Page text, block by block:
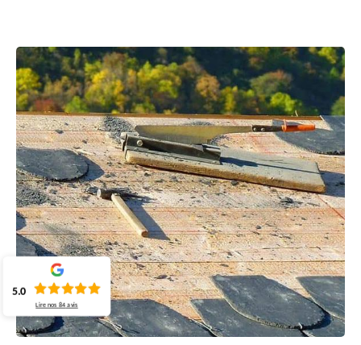
5.0
Lire nos84 avis